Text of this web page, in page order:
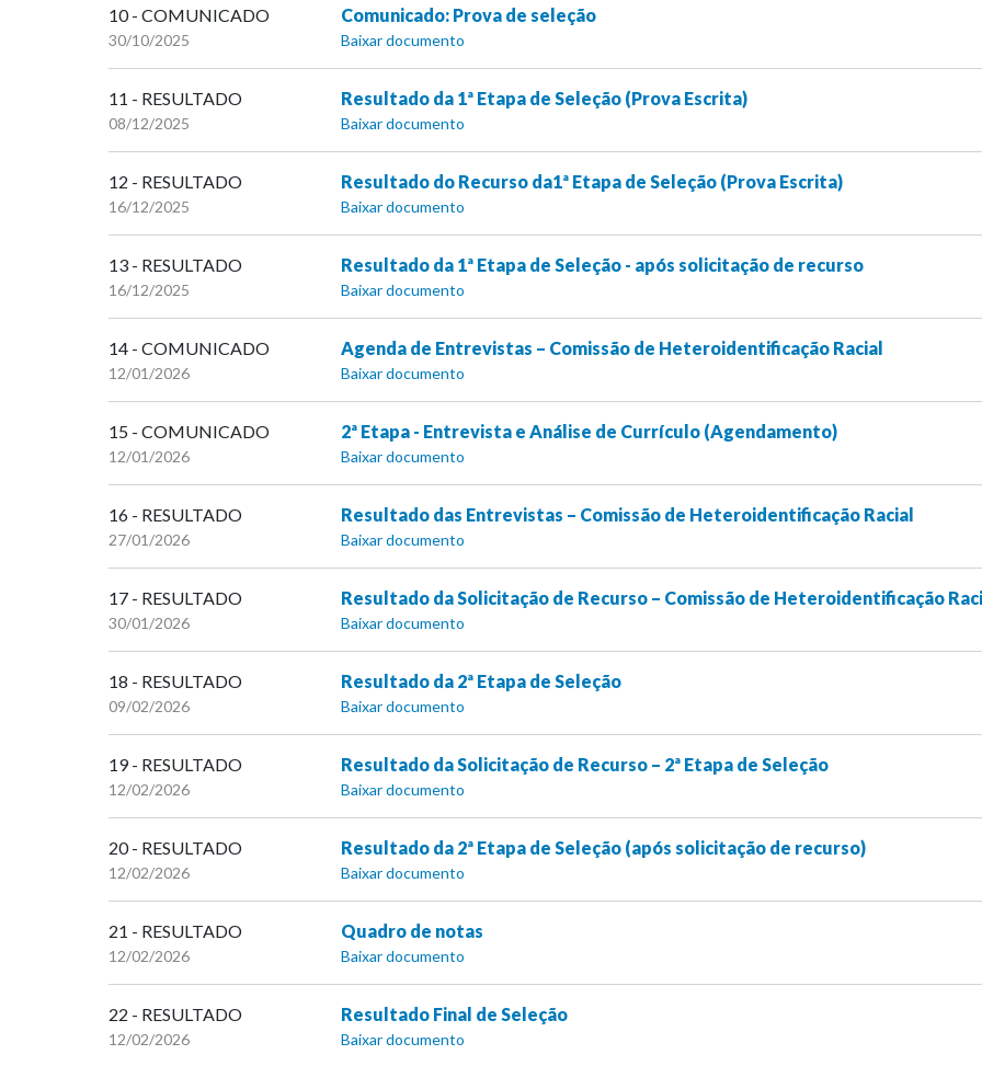
10 - COMUNICADO
30/10/2025
Comunicado: Prova de seleção
Baixar documento
11 - RESULTADO
08/12/2025
Resultado da 1ª Etapa de Seleção (Prova Escrita)
Baixar documento
12 - RESULTADO
16/12/2025
Resultado do Recurso da1ª Etapa de Seleção (Prova Escrita)
Baixar documento
13 - RESULTADO
16/12/2025
Resultado da 1ª Etapa de Seleção - após solicitação de recurso
Baixar documento
14 - COMUNICADO
12/01/2026
Agenda de Entrevistas – Comissão de Heteroidentificação Racial
Baixar documento
15 - COMUNICADO
12/01/2026
2ª Etapa - Entrevista e Análise de Currículo (Agendamento)
Baixar documento
16 - RESULTADO
27/01/2026
Resultado das Entrevistas – Comissão de Heteroidentificação Racial
Baixar documento
17 - RESULTADO
30/01/2026
Resultado da Solicitação de Recurso – Comissão de Heteroidentificação
Baixar documento
18 - RESULTADO
09/02/2026
Resultado da 2ª Etapa de Seleção
Baixar documento
19 - RESULTADO
12/02/2026
Resultado da Solicitação de Recurso – 2ª Etapa de Seleção
Baixar documento
20 - RESULTADO
12/02/2026
Resultado da 2ª Etapa de Seleção (após solicitação de recurso)
Baixar documento
21 - RESULTADO
12/02/2026
Quadro de notas
Baixar documento
22 - RESULTADO
12/02/2026
Resultado Final de Seleção
Baixar documento